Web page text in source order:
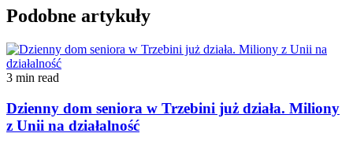
Podobne artykuły
3 min read
Dzienny dom seniora w Trzebini już działa. Miliony
z Unii na działalność